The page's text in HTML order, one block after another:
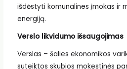
išdėstyti komunalines įmokas ir
energiją.
Verslo likvidumo išsaugojimas
Verslas – šalies ekonomikos
suteiktos skubios mokestinės